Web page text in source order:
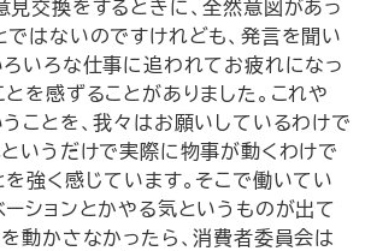
見交換をするときに、全然意図があっ
ではないのですけれども、発言を聞い
ろいろな仕事に追われてお疲れになっ
を感ずることがありました。これや
ことを、我々はお願いしているわけで
いうだけで実際に物事が動くわけで
強く感じています。そこで働いてい
ションとかやる気というものが出て
動かさなかったら、消費者委員会は